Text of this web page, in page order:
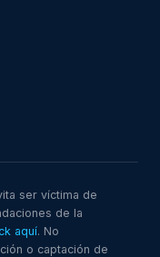
ser víctima de
de la
aquí. No
o captación de